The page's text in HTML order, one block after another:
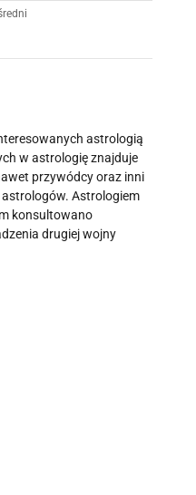
astrologią
w astrologię znajduje
przywódcy oraz inni
Astrologiem
konsultowano
drugiej wojny